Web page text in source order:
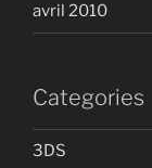
avril 2010
Categories
3DS